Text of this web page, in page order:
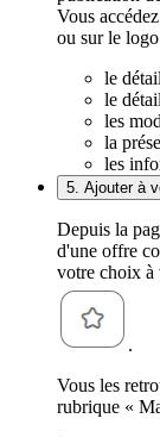
Vous
ou sur le
le
le
les
la
les
5. Ajouter à
Depuis la
d'une offre
votre choix à
.
Vous les
rubrique «